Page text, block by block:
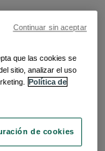
que las cookies se
sitio, analizar el uso
Política de
de cookies
Continuar sin aceptar